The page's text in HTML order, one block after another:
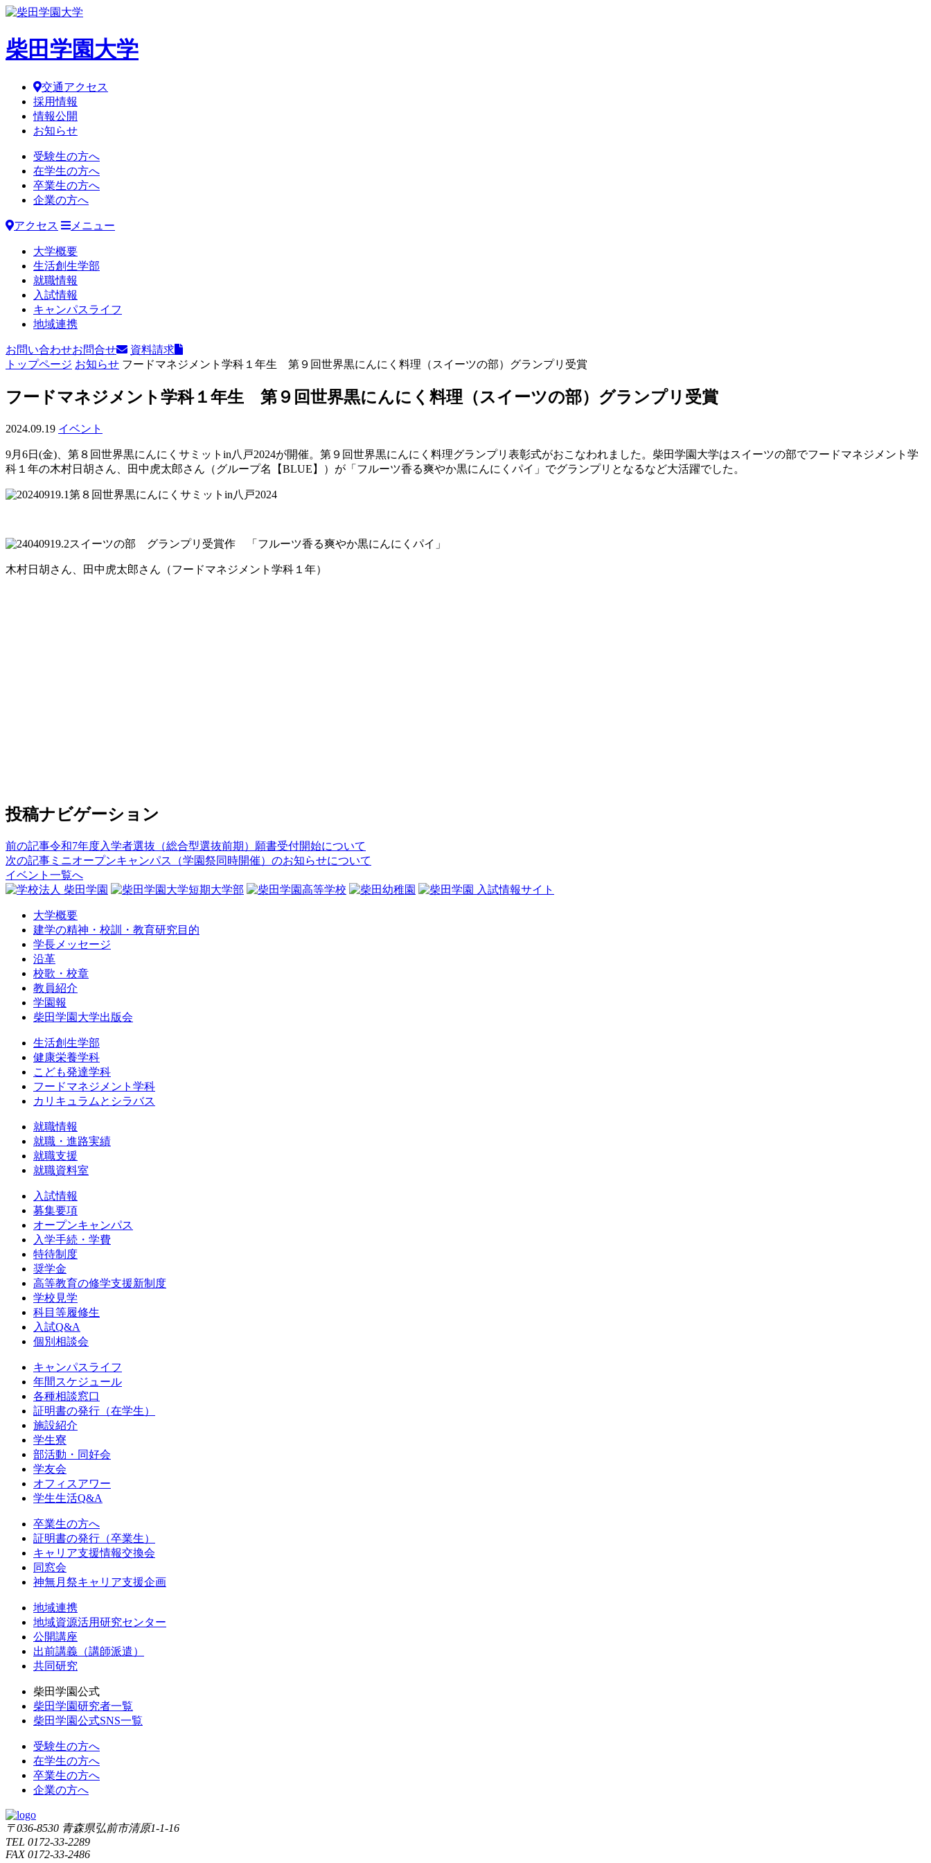
柴田学園大学
交通アクセス
採用情報
情報公開
お知らせ
受験生の方へ
在学生の方へ
卒業生の方へ
企業の方へ
アクセス メニュー
大学概要
生活創生学部
就職情報
入試情報
キャンパスライフ
地域連携
お問い合わせお問合せ
資料請求
トップページ お知らせ フードマネジメント学科１年生 第９回世界黒にんにく料理（スイーツの部）グランプリ受賞
フードマネジメント学科１年生 第９回世界黒にんにく料理（スイーツの部）グランプリ受賞
2024.09.19 イベント
9月6日(金)、第８回世界黒にんにくサミットin八戸2024が開催。第９回世界黒にんにく料理グランプリ表彰式がおこなわれました。柴田学園大学はスイーツの部でフードマネジメント学
科１年の木村日胡さん、田中虎太郎さん（グループ名【BLUE】）が「フルーツ香る爽やか黒にんにくパイ」でグランプリとなるなど大活躍でした。
第８回世界黒にんにくサミットin八戸2024
スイーツの部 グランプリ受賞作 「フルーツ香る爽やか黒にんにくパイ」
木村日胡さん、田中虎太郎さん（フードマネジメント学科１年）
投稿ナビゲーション
前の記事令和7年度入学者選抜（総合型選抜前期）願書受付開始について
次の記事 ミニオープンキャンパス（学園祭同時開催）のお知らせについて
イベント一覧へ
大学概要
建学の精神・校訓・教育研究目的
学長メッセージ
沿革
校歌・校章
教員紹介
学園報
柴田学園大学出版会
生活創生学部
健康栄養学科
こども発達学科
フードマネジメント学科
カリキュラムとシラバス
就職情報
就職・進路実績
就職支援
就職資料室
入試情報
募集要項
オープンキャンパス
入学手続・学費
特待制度
奨学金
高等教育の修学支援新制度
学校見学
科目等履修生
入試Q&A
個別相談会
キャンパスライフ
年間スケジュール
各種相談窓口
証明書の発行（在学生）
施設紹介
学生寮
部活動・同好会
学友会
オフィスアワー
学生生活Q&A
卒業生の方へ
証明書の発行（卒業生）
キャリア支援情報交換会
同窓会
神無月祭キャリア支援企画
地域連携
地域資源活用研究センター
公開講座
出前講義（講師派遣）
共同研究
柴田学園公式
柴田学園研究者一覧
柴田学園公式SNS一覧
受験生の方へ
在学生の方へ
卒業生の方へ
企業の方へ
〒036-8530 青森県弘前市清原1-1-16
TEL 0172-33-2289
FAX 0172-33-2486